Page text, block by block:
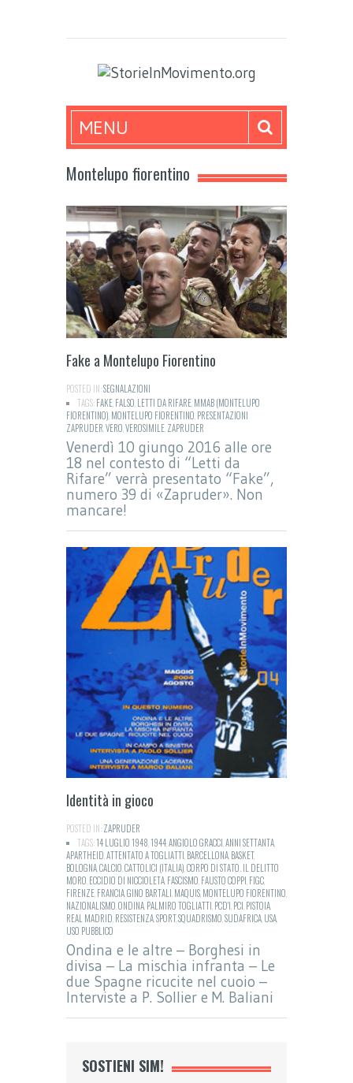
MENU
Montelupo fiorentino
Fake a Montelupo Fiorentino
POSTED IN:SEGNALAZIONI
TAGS:FAKE FALSO LETTI DA RIFARE MMAB (MONTELUPO
FIORENTINO) MONTELUPO FIORENTINO PRESENTAZIONI
ZAPRUDER VERO VEROSIMILE ZAPRUDER
Venerdì 10 giungo 2016 alle ore
18 nel contesto di “Letti da
Rifare” verrà presentato “Fake”,
numero 39 di «Zapruder». Non
mancare!
Identità in gioco
POSTED IN:ZAPRUDER
TAGS:14 LUGLIO 1948,1944,ANGIOLO GRACCI,ANNI SETTANTA,
APARTHEID,ATTENTATO A TOGLIATTI,BARCELLONA,BASKET,
BOLOGNA,CALCIO,CATTOLICI (ITALIA),CORPO DI STATO. IL DELITTO
MORO,ECCIDIO DI NICCIOLETA,FASCISMO,FAUSTO COPPI,FIGC,
FIRENZE,FRANCIA,GINO BARTALI,MAQUIS,MONTELUPO FIORENTINO,
NAZIONALISMO,ONDINA,PALMIRO TOGLIATTI,PCD'I,PCI,PISTOIA,
REAL MADRID,RESISTENZA,SPORT,SQUADRISMO,SUDAFRICA,USA,
USO PUBBLICO
Ondina e le altre – Borghesi in
divisa – La mischia infranta – Le
due Spagne ricucite nel cuoio –
Interviste a P. Sollier e M. Baliani
SOSTIENI SIM!